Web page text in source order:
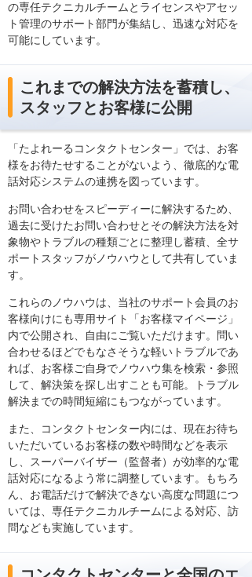
の専任テクニカルチームとライセンスやアセッ
ト管理のサポート部門が集結し、迅速な対応を
可能にしています。
これまでの解決方法を蓄積し、
スタッフとお客様に公開
「たよれーるコンタクトセンター」では、お客
様をお待たせすることがないよう、徹底的な電
話対応システムの連携を図っています。
お問い合わせをスピーディーに解決するため、
過去に受けたお問い合わせとその解決方法を対
象物やトラブルの種類ごとに整理し蓄積、全サ
ポートスタッフがノウハウとして共有していま
す。
これらのノウハウは、当社のサポート会員のお
客様向けにも専用サイト「お客様マイページ」
内で公開され、自由にご覧いただけます。問い
合わせるほどでもなさそうな軽いトラブルであ
れば、お客様ご自身でノウハウ集を検索・参照
して、解決策を探し出すことも可能。トラブル
解決までの時間短縮にもつながっています。
また、コンタクトセンター内には、現在お待ち
いただいているお客様の数や時間などを表示
し、スーパーバイザー（監督者）が効率的な電
話対応になるよう常に調整しています。もちろ
ん、お電話だけで解決できない高度な問題につ
いては、専任テクニカルチームによる対応、訪
問なども実施しています。